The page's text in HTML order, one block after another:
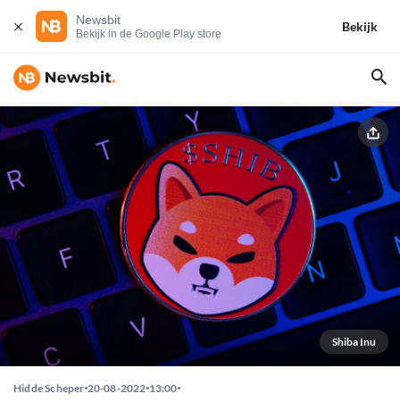
Newsbit
Bekijk in de Google Play store
Bekijk
Shiba Inu
Hidde Scheper 20-08-2022 13:00